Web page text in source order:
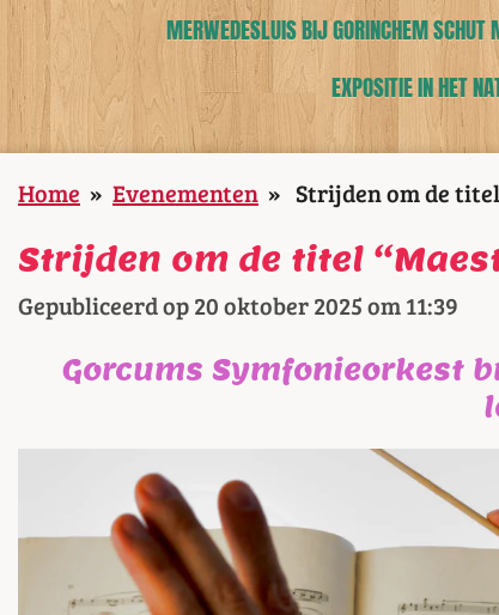
MERWEDESLUIS BIJ GORINCHEM SCHUT
EXPOSITIE IN HET
Home » Evenementen » Strijden om de
Strijden om de titel
Gepubliceerd op 20 oktober 2025 om 11:39
Gorcums Symfonieorkest